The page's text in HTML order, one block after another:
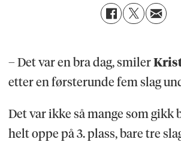
– Det var en bra dag, smiler
etter en førsterunde fem slag
Det var ikke så mange som gikk
helt oppe på 3. plass, bare tre